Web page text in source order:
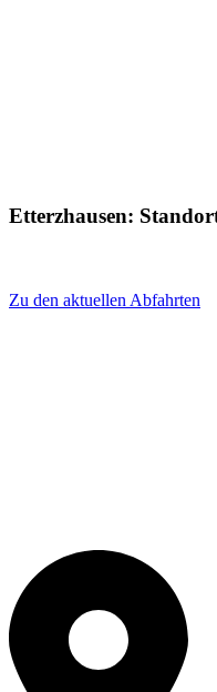
Etterzhausen:
Zu den aktuellen Abfahrten